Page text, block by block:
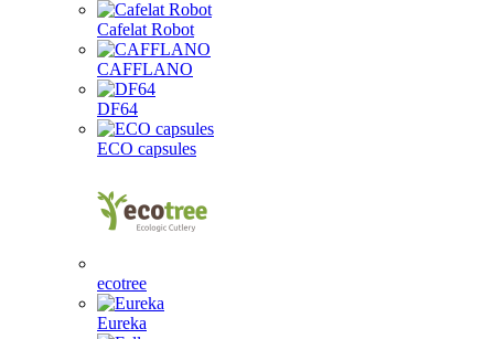
Cafelat Robot
CAFFLANO
DF64
ECO capsules
ecotree
Eureka